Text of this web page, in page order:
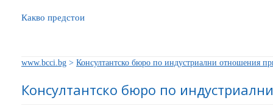
Какво предстои
www.bcci.bg > Консултантско бюро по индустриални отношения
Консултантско бюро по